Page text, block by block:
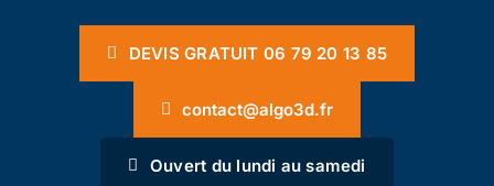
DEVIS GRATUIT 06 79 20 13 85
contact@algo3d.fr
Ouvert du lundi au samedi